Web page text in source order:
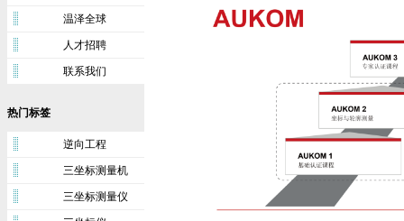
温泽全球
人才招聘
联系我们
热门标签
逆向工程
三坐标测量机
三坐标测量仪